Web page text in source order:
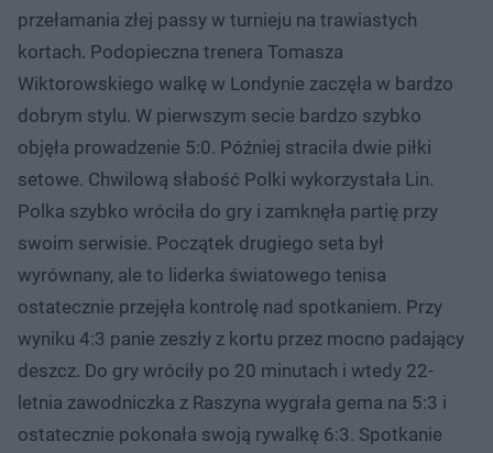
przełamania złej passy w turnieju na trawiastych
kortach. Podopieczna trenera Tomasza
Wiktorowskiego walkę w Londynie zaczęła w bardzo
dobrym stylu. W pierwszym secie bardzo szybko
objęła prowadzenie 5:0. Później straciła dwie piłki
setowe. Chwilową słabość Polki wykorzystała Lin.
Polka szybko wróciła do gry i zamknęła partię przy
swoim serwisie. Początek drugiego seta był
wyrównany, ale to liderka światowego tenisa
ostatecznie przejęła kontrolę nad spotkaniem. Przy
wyniku 4:3 panie zeszły z kortu przez mocno padający
deszcz. Do gry wróciły po 20 minutach i wtedy 22-
letnia zawodniczka z Raszyna wygrała gema na 5:3 i
ostatecznie pokonała swoją rywalkę 6:3. Spotkanie